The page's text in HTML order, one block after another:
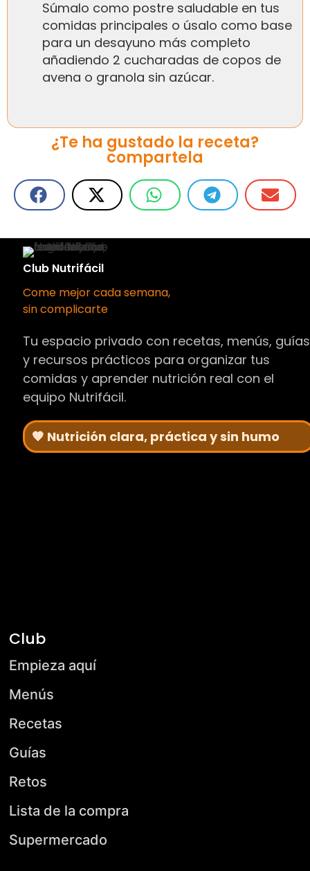
Súmalo como postre saludable en tus
comidas principales o úsalo como base
para un desayuno más completo
añadiendo 2 cucharadas de copos de
avena o granola sin azúcar.
¿Te ha gustado la receta?
compartela
Club Nutrifácil
Come mejor cada semana,
sin complicarte
Tu espacio privado con recetas, menús, guías
y recursos prácticos para organizar tus
comidas y aprender nutrición real con el
equipo Nutrifácil.
🧡 Nutrición clara, práctica y sin humo
Club
Empieza aquí
Menús
Recetas
Guías
Retos
Lista de la compra
Supermercado